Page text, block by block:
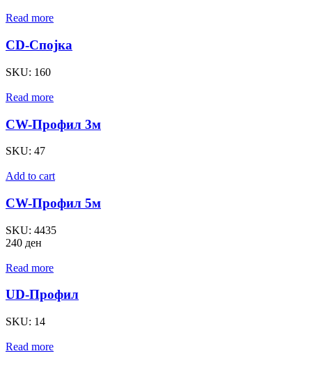
Read more
CD-Спојка
SKU: 160
Read more
CW-Профил 3м
SKU: 47
Add to cart
CW-Профил 5м
SKU: 4435
240 ден
Read more
UD-Профил
SKU: 14
Read more